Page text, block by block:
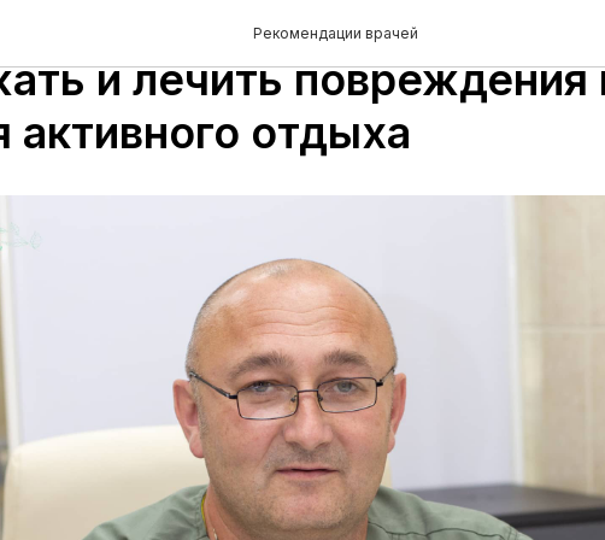
Рекомендации врачей
спортивные травмы: как
и лечить повреждения
активного отдыха